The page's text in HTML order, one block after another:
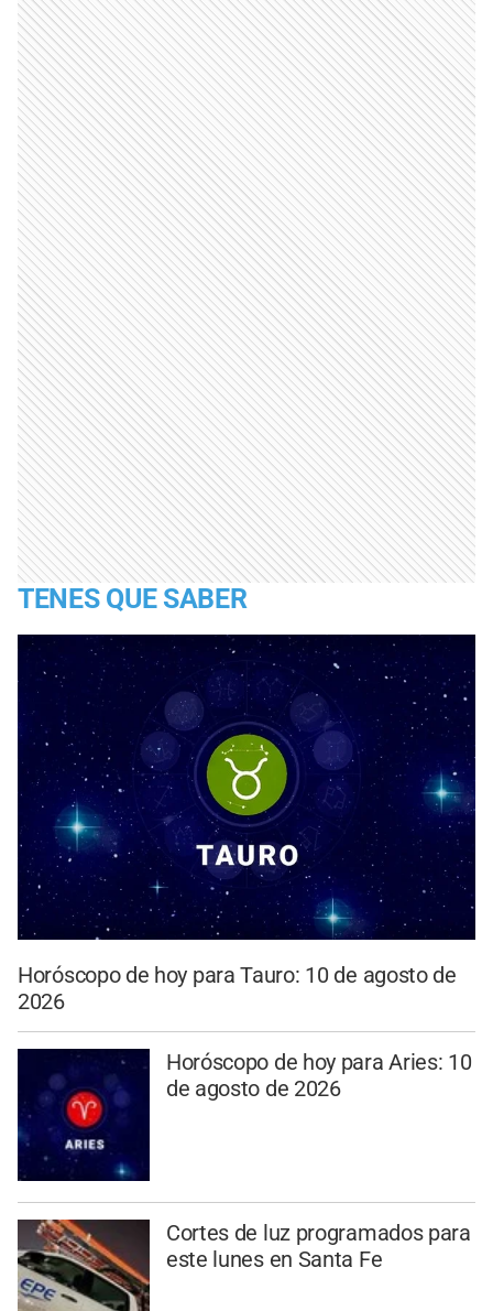
TENES QUE SABER
Horóscopo de hoy para Tauro: 10 de agosto de
2026
Horóscopo de hoy para Aries: 10
de agosto de 2026
Cortes de luz programados para
este lunes en Santa Fe